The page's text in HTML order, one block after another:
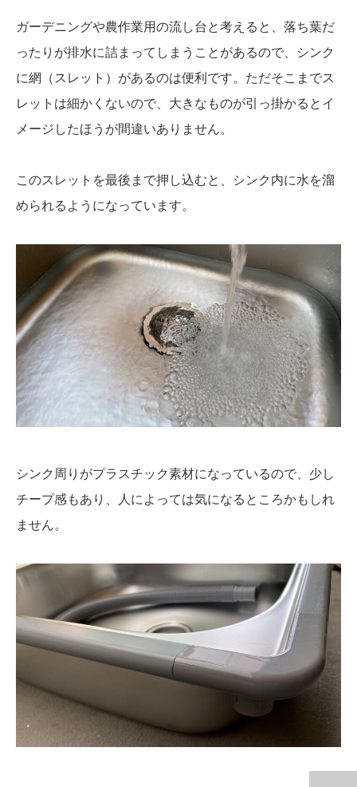
ガーデニングや農作業用の流し台と考えると、落ち葉だ
ったりが排水に詰まってしまうことがあるので、シンク
に網（スレット）があるのは便利です。ただそこまでス
レットは細かくないので、大きなものが引っ掛かるとイ
メージしたほうが間違いありません。
このスレットを最後まで押し込むと、シンク内に水を溜
められるようになっています。
シンク周りがプラスチック素材になっているので、少し
チープ感もあり、人によっては気になるところかもしれ
ません。